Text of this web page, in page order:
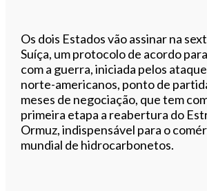
Os dois Estados vão assinar na
Suíça, um protocolo de acordo
com a guerra, iniciada pelos
norte-americanos, ponto de
meses de negociação, que tem
primeira etapa a reabertura do
Ormuz, indispensável para o
mundial de hidrocarbonetos.